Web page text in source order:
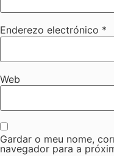
Enderezo electrónico *
Web
Gardar o meu nome,
navegador para a